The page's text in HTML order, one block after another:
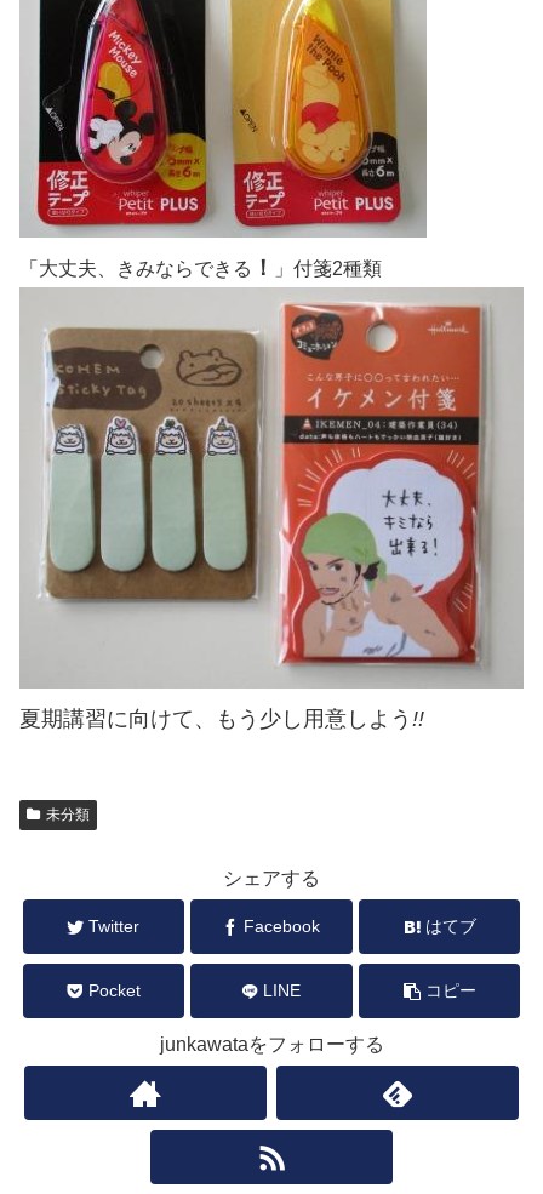
「大丈夫、きみならできる ！ 」付箋2種類
夏期講習に向けて、もう少し用意しよう !!
未分類
シェアする
Twitter Facebook はてブ
Pocket LINE コピー
junkawataをフォローする